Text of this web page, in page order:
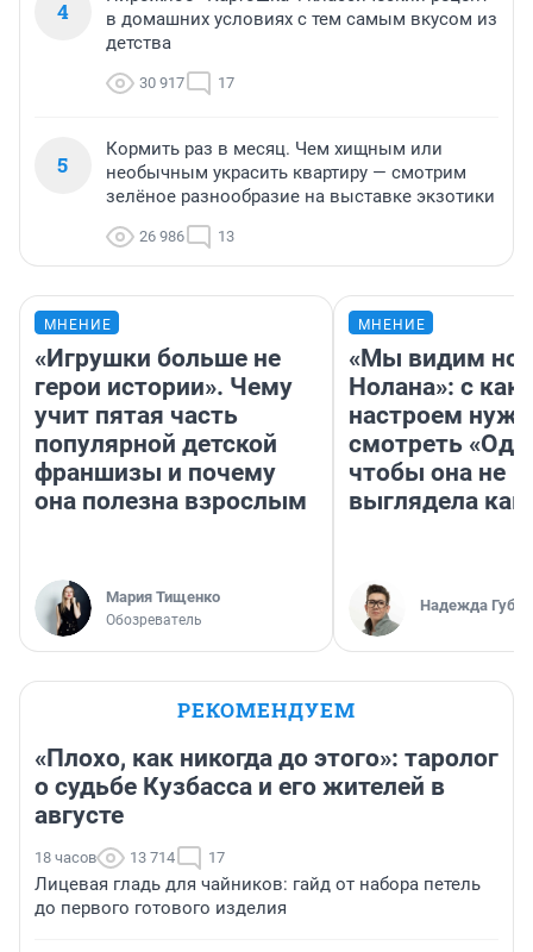
4
в домашних условиях с тем самым вкусом из
детства
30 917 17
5
Кормить раз в месяц. Чем хищным или
необычным украсить квартиру — смотрим
зелёное разнообразие на выставке экзотики
26 986 13
МНЕНИЕ
«Игрушки больше не
герои истории». Чему
учит пятая часть
популярной детской
франшизы и почему
она полезна взрослым
Мария Тищенко
Обозреватель
МНЕНИЕ
«Мы видим
Нолана»: с
настроем
смотреть
чтобы она не
выглядела как
Надежда
РЕКОМЕНДУЕМ
«Плохо, как никогда до этого»: таролог
о судьбе Кузбасса и его жителей в
августе
18 часов 13 714 17
Лицевая гладь для чайников: гайд от набора петель
до первого готового изделия